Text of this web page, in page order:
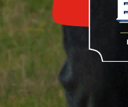
Notre histoire
Beurrerie Échiré